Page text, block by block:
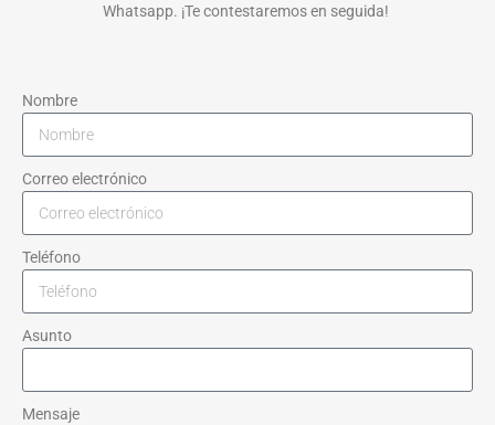
Whatsapp. ¡Te contestaremos en seguida!
Nombre
Correo electrónico
Teléfono
Asunto
Mensaje